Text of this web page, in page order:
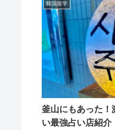
韓国留学
釜山にもあった！
い最強占い店紹介